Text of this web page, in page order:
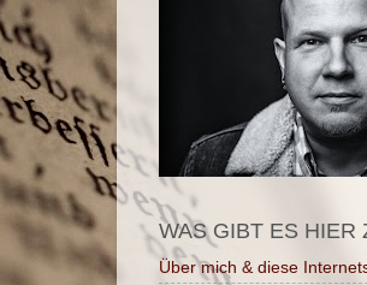
WAS GIBT ES HIER
Über mich & diese